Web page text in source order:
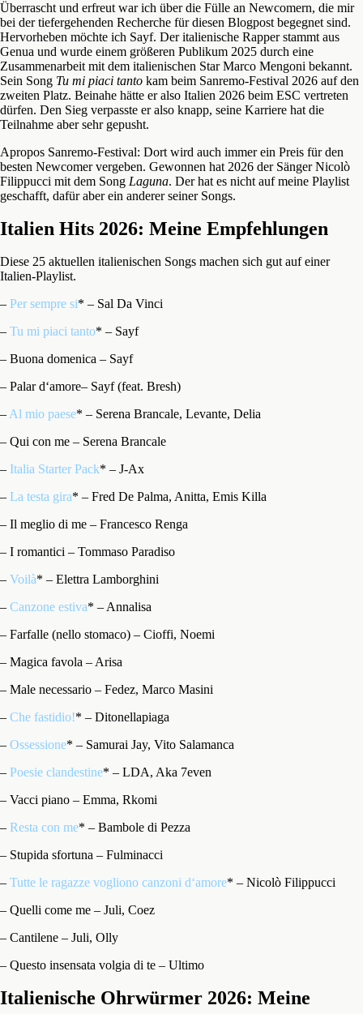
Überrascht und erfreut war ich über die Fülle an Newcomern, die mir
bei der tiefergehenden Recherche für diesen Blogpost begegnet sind.
Hervorheben möchte ich Sayf. Der italienische Rapper stammt aus
Genua und wurde einem größeren Publikum 2025 durch eine
Zusammenarbeit mit dem italienischen Star Marco Mengoni bekannt.
Sein Song Tu mi piaci tanto kam beim Sanremo-Festival 2026 auf den
zweiten Platz. Beinahe hätte er also Italien 2026 beim ESC vertreten
dürfen. Den Sieg verpasste er also knapp, seine Karriere hat die
Teilnahme aber sehr gepusht.
Apropos Sanremo-Festival: Dort wird auch immer ein Preis für den
besten Newcomer vergeben. Gewonnen hat 2026 der Sänger Nicolò
Filippucci mit dem Song Laguna. Der hat es nicht auf meine Playlist
geschafft, dafür aber ein anderer seiner Songs.
Italien Hits 2026: Meine Empfehlungen
Diese 25 aktuellen italienischen Songs machen sich gut auf einer
Italien-Playlist.
– Per sempre si* – Sal Da Vinci
– Tu mi piaci tanto* – Sayf
– Buona domenica – Sayf
– Palar d‘amore– Sayf (feat. Bresh)
– Al mio paese* – Serena Brancale, Levante, Delia
– Qui con me – Serena Brancale
– Italia Starter Pack* – J-Ax
– La testa gira* – Fred De Palma, Anitta, Emis Killa
– Il meglio di me – Francesco Renga
– I romantici – Tommaso Paradiso
– Voilà* – Elettra Lamborghini
– Canzone estiva* – Annalisa
– Farfalle (nello stomaco) – Cioffi, Noemi
– Magica favola – Arisa
– Male necessario – Fedez, Marco Masini
– Che fastidio!* – Ditonellapiaga
– Ossessione* – Samurai Jay, Vito Salamanca
– Poesie clandestine* – LDA, Aka 7even
– Vacci piano – Emma, Rkomi
– Resta con me* – Bambole di Pezza
– Stupida sfortuna – Fulminacci
– Tutte le ragazze vogliono canzoni d‘amore* – Nicolò Filippucci
– Quelli come me – Juli, Coez
– Cantilene – Juli, Olly
– Questo insensata volgia di te – Ultimo
Italienische Ohrwürmer 2026: Meine